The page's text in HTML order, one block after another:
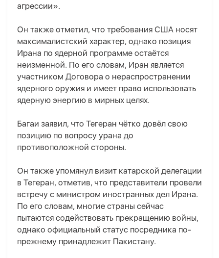
агрессии».
Он также отметил, что требования США носят
максималистский характер, однако позиция
Ирана по ядерной программе остаётся
неизменной. По его словам, Иран является
участником Договора о нераспространении
ядерного оружия и имеет право использовать
ядерную энергию в мирных целях.
Багаи заявил, что Тегеран чётко довёл свою
позицию по вопросу урана до
противоположной стороны.
Он также упомянул визит катарской делегации
в Тегеран, отметив, что представители провели
встречу с министром иностранных дел Ирана.
По его словам, многие страны сейчас
пытаются содействовать прекращению войны,
однако официальный статус посредника по-
прежнему принадлежит Пакистану.